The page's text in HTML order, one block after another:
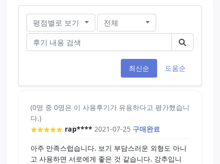
평점별로 보기 전체
최신순 도움순
(0명 중 0명은 이 사용후기가 유용하다고 평가했습니
다.)
rap**** 2021-07-25 구매완료
아주 만족스럽습니다. 보기 부담스러운 외형도 아니
고 사용하면 서로에게 좋은 것 같습니다. 강추입니